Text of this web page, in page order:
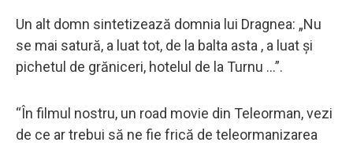
Un alt domn sintetizează domnia lui Dragnea: „Nu
se mai satură, a luat tot, de la balta asta , a luat și
pichetul de grăniceri, hotelul de la Turnu ...”.
“În filmul nostru, un road movie din Teleorman, vezi
de ce ar trebui să ne fie frică de teleormanizarea